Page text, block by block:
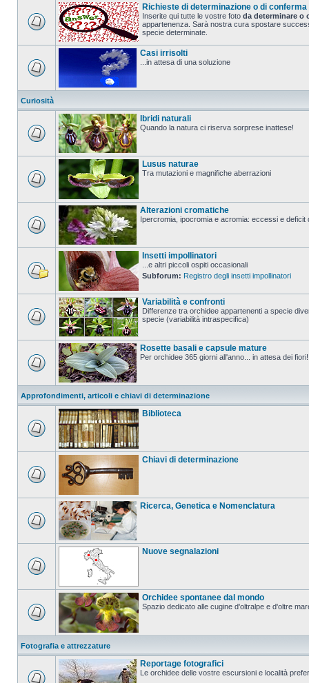
Richieste di determinazione o di conferma
Inserite qui tutte le vostre foto da determinare o
appartenenza. Sarà nostra cura spostare
specie determinate.
Casi irrisolti
...in attesa di una soluzione
Curiosità
Ibridi naturali
Quando la natura ci riserva sorprese inattese!
Lusus naturae
Tra mutazioni e magnifiche aberrazioni
Alterazioni cromatiche
Ipercromia, ipocromia e acromia: eccessi e deficit
Insetti impollinatori
...e altri piccoli ospiti occasionali
Subforum: Registro degli insetti impollinatori
Variabilità e confronti
Differenze tra orchidee appartenenti a specie
specie (variabilità intraspecifica)
Rosette basali e capsule mature
Per orchidee 365 giorni all'anno... in attesa dei fiori!
Approfondimenti, articoli e chiavi di determinazione
Biblioteca
Chiavi di determinazione
Ricerca, Genetica e Nomenclatura
Nuove segnalazioni
Orchidee spontanee dal mondo
Spazio dedicato alle cugine d'oltralpe e d'oltre
Fotografia e attrezzature
Reportage fotografici
Le orchidee delle vostre escursioni e località